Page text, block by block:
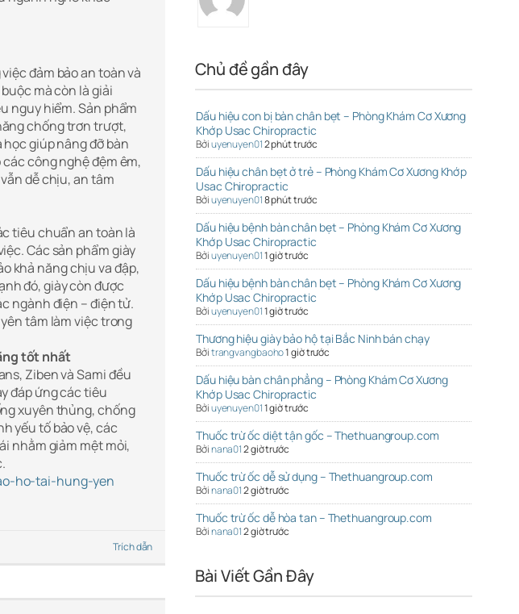
đảm bảo an toàn và
mà còn là giải
nguy hiểm. Sản phẩm
chống trơn trượt,
giúp nâng đỡ bàn
công nghệ đệm êm,
dễ chịu, an tâm
tiêu chuẩn an toàn là
Các sản phẩm giày
khả năng chịu va đập,
đó, giày còn được
ngành điện – điện tử.
tâm làm việc trong
tốt nhất
Ziben và Sami đều
đáp ứng các tiêu
xuyên thủng, chống
yếu tố bảo vệ, các
nhằm giảm mệt mỏi,
ho-tai-hung-yen
Trích dẫn
Chủ đề gần đây
Dấu hiệu con bị bàn chân bẹt – Phòng Khám Cơ Xương
Khớp Usac Chiropractic
Bởiuyenuyen012 phút trước
Dấu hiệu chân bẹt ở trẻ – Phòng Khám Cơ Xương Khớp
Usac Chiropractic
Bởiuyenuyen018 phút trước
Dấu hiệu bệnh bàn chân bẹt – Phòng Khám Cơ Xương
Khớp Usac Chiropractic
Bởiuyenuyen011 giờ trước
Dấu hiệu bệnh bàn chân bẹt – Phòng Khám Cơ Xương
Khớp Usac Chiropractic
Bởiuyenuyen011 giờ trước
Thương hiệu giày bảo hộ tại Bắc Ninh bán chạy
Bởitrangvangbaoho1 giờ trước
Dấu hiệu bàn chân phẳng – Phòng Khám Cơ Xương
Khớp Usac Chiropractic
Bởiuyenuyen011 giờ trước
Thuốc trừ ốc diệt tận gốc – Thethuangroup.com
Bởinana012 giờ trước
Thuốc trừ ốc dễ sử dụng – Thethuangroup.com
Bởinana012 giờ trước
Thuốc trừ ốc dễ hòa tan – Thethuangroup.com
Bởinana012 giờ trước
Bài Viết Gần Đây